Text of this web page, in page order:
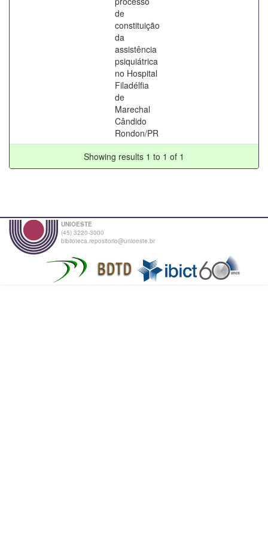
de
constituição
da
assistência
psiquiátrica
no Hospital
Filadélfia
de
Marechal
Cândido
Rondon/PR
Showing results 1 to 1 of 1
UNIOESTE
(45) 3220-3000
biblioteca.repositorio@unioeste.br